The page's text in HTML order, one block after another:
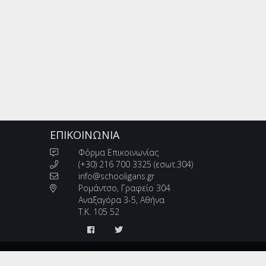
ΕΠΙΚΟΙΝΩΝΊΑ
Φόρμα Επικοινωνίας
(+30) 216 700 3325 (εσωτ.304)
info@schooligans.gr
Ρομάντσο, Γραφείο 304
Αναξαγόρα 3-5, Αθήνα
Τ.Κ. 105 52